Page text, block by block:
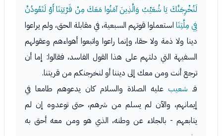
لَنُخْرِجَنَّكَ يَا شُعَيْبُ وَالَّذِينَ آمَنُوا مَعَكَ مِنْ قَرْيَتِنَا أَوْ لَتَعُودُنَّ
فِي مِلَّتِنَا استعملوا قوتهم السبعية، في مقابلة الحق، ولم يراعوا
دينا ولا ذمة ولا حقا، وإنما راعوا واتبعوا أهواءهم وعقولهم
السفيهة التي دلتهم على هذا القول الفاسد، فقالوا: إما أن
ترجع أنت ومن معك إلى ديننا أو لنخرجنكم من قريتنا.
فـ شعيب عليه الصلاة والسلام كان يدعوهم طامعا في
إيمانهم، والآن لم يسلم من شرهم، حتى توعدوه إن لم
يتابعهم - بالجلاء عن وطنه، الذي هو ومن معه أحق به